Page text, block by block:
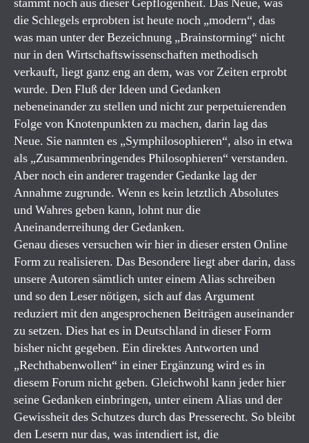
die Schlegels erprobten ist heute noch „modern“, das
was man unter der Bezeichnung „Brainstorming“ nicht
nur in den Wirtschaftswissenschaften methodisch
verkauft, liegt ganz eng an dem, was vor Zeiten erprobt
wurde. Den Fluß der Ideen und Gedanken
nebeneinander zu stellen und nicht zur perpetuierenden
Folge von Knotenpunkten zu machen, darin lag das
Neue. Sie nannten es „Symphilosophieren“, also in etwa
als „Zusammenbringendes Philosophieren“ verstanden.
Aber noch ein anderer tragender Gedanke lag der
Annahme zugrunde. Wenn es kein letztlich Absolutes
und Wahres geben kann, lohnt nur die
Aneinanderreihung der Gedanken.
Genau dieses versuchen wir hier in dieser ersten Online
Form zu realisieren. Das Besondere liegt aber darin, dass
unsere Autoren sämtlich unter einem Alias schreiben
und so den Leser nötigen, sich auf das Argument
reduziert mit den angesprochenen Beiträgen auseinander
zu setzen. Dies hat es in Deutschland in dieser Form
bisher nicht gegeben. Ein direktes Antworten und
„Rechthabenwollen“ in einer Ergänzung wird es in
diesem Forum nicht geben. Gleichwohl kann jeder hier
seine Gedanken einbringen, unter einem Alias und der
Gewissheit des Schutzes durch das Presserecht. So bleibt
den Lesern nur das, was intendiert ist, die